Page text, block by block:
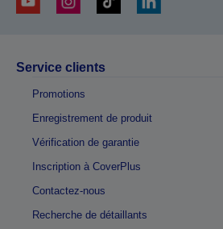
Service clients
Promotions
Enregistrement de produit
Vérification de garantie
Inscription à CoverPlus
Contactez-nous
Recherche de détaillants